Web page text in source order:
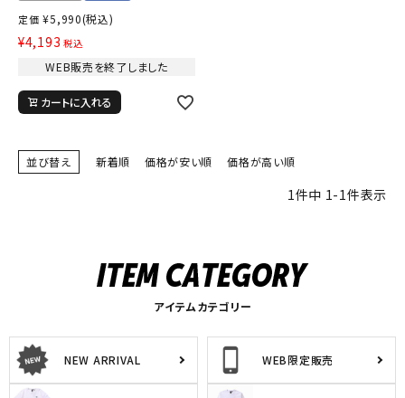
詳しい条件から探す
定価 ¥5,990(税込)
¥4,193 税込
WEB販売を終了しました
カートに入れる
並び替え 新着順 価格が安い順 価格が高い順
1件中 1-1件表示
アイテムカテゴリー
NEW ARRIVAL WEB限定販売